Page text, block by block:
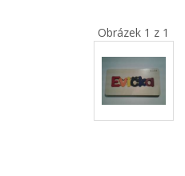
Obrázek 1 z 1